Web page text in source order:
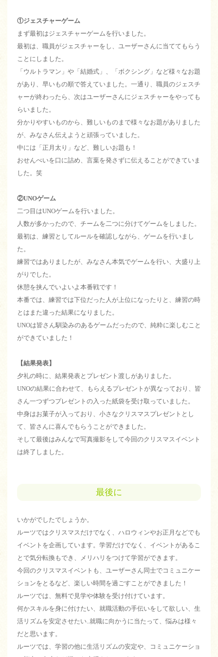
①ジェスチャーゲーム
まず最初はジェスチャーゲームを行いました。
最初は、職員がジェスチャーをし、ユーザーさんに当ててもらう
ことにしました。
「ウルトラマン」や「結婚式」、「ボクシング」など様々なお題
があり、早いもの順で答えていました。一通り、職員のジェスチ
ャーが終わったら、次はユーザーさんにジェスチャーをやっても
らいました。
分かりやすいものから、難しいものまで様々なお題がありました
が、みなさん伝えようと頑張っていました。
中には「正月太り」など、難しいお題も！
おせんべいを口に詰め、言葉を発さずに伝えることができていま
した。笑
②UNOゲーム
二つ目はUNOゲームを行いました。
人数が多かったので、チームを二つに分けてゲームをしました。
最初は、練習としてルールを確認しながら、ゲームを行いまし
た。
練習ではありましたが、みなさん本気でゲームを行い、大盛り上
がりでした。
休憩を挟んでいよいよ本番戦です！
本番では、練習では下位だった人が上位になったりと、練習の時
とはまた違った結果になりました。
UNOは皆さん馴染みのあるゲームだったので、純粋に楽しむこと
ができていました！
【結果発表】
夕礼の時に、結果発表とプレゼント渡しがありました。
UNOの結果に合わせて、もらえるプレゼントが異なっており、皆
さん一つずつプレゼントの入った紙袋を受け取っていました。
中身はお菓子が入っており、小さなクリスマスプレゼントとし
て、皆さんに喜んでもらうことができました。
そして最後はみんなで写真撮影をして今回のクリスマスイベント
は終了しました。
最後に
いかがでしたでしょうか。
ルーツではクリスマスだけでなく、ハロウィンやお正月などでも
イベントを企画しています。学習だけでなく、イベントがあるこ
とで気分転換もでき、メリハリをつけて学習ができます。
今回のクリスマスイベントも、ユーザーさん同士でコミュニケー
ションをとるなど、楽しい時間を過ごすことができました！
ルーツでは、無料で見学や体験を受け付けています。
何かスキルを身に付けたい、就職活動の手伝いをして欲しい、生
活リズムを安定させたい..就職に向かうに当たって、悩みは様々
だと思います。
ルーツでは、学習の他に生活リズムの安定や、コミュニケーショ